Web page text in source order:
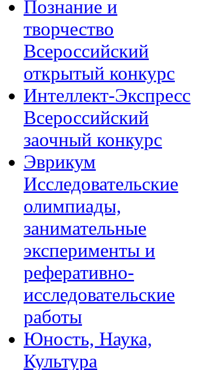
Познание и
творчество
Всероссийский
открытый конкурс
Интеллект-Экспресс
Всероссийский
заочный конкурс
Эврикум
Исследовательские
олимпиады,
занимательные
эксперименты и
реферативно-
исследовательские
работы
Юность, Наука,
Культура